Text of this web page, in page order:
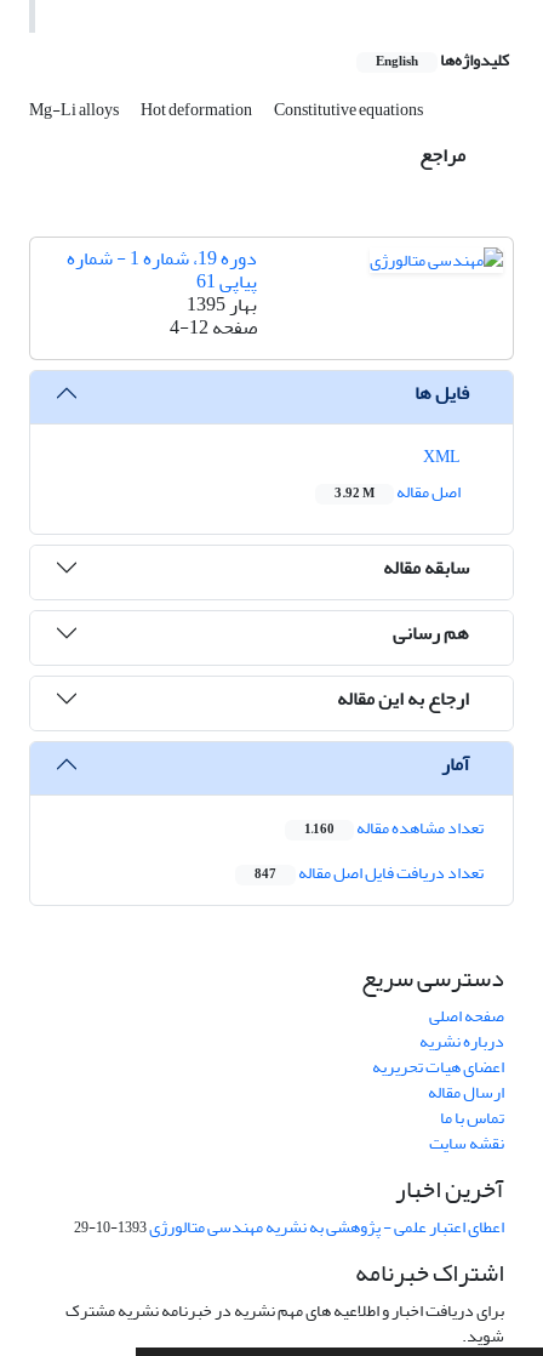
کلیدواژه‌ها English
Mg-Li alloys Hot deformation Constitutive equations
مراجع
دوره 19، شماره 1 - شماره
پیاپی 61
بهار 1395
صفحه4-12
فایل ها
اصل مقاله
3.92 M
سابقه مقاله
هم رسانی
ارجاع به این مقاله
آمار
تعداد مشاهده مقاله 1,160
تعداد دریافت فایل اصل مقاله 847
دسترسی سریع
صفحه اصلی
درباره نشریه
اعضای هیات تحریریه
ارسال مقاله
تماس با ما
نقشه سایت
آخرین اخبار
اعطای اعتبار علمی - پژوهشی به نشریه مهندسی متالورژی1393-10-29
اشتراک خبرنامه
برای دریافت اخبار و اطلاعیه های مهم نشریه در خبرنامه نشریه مشترک
شوید.